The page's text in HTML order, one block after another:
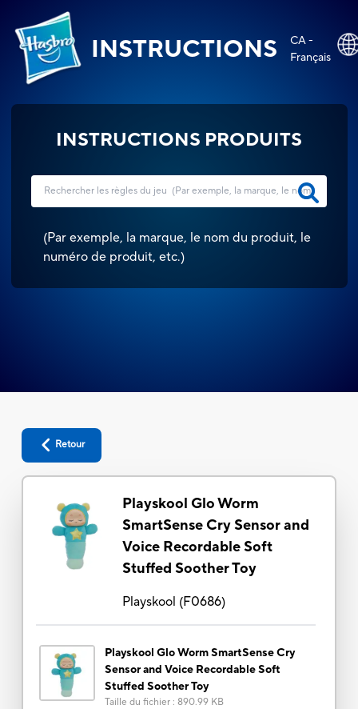
INSTRUCTIONS
CA -
Français
INSTRUCTIONS PRODUITS
(Par exemple, la marque, le nom du produit, le
numéro de produit, etc.)
Retour
Playskool Glo Worm
SmartSense Cry Sensor and
Voice Recordable Soft
Stuffed Soother Toy
Playskool (F0686)
Playskool Glo Worm SmartSense Cry
Sensor and Voice Recordable Soft
Stuffed Soother Toy
Taille du fichier: 890.99 KB